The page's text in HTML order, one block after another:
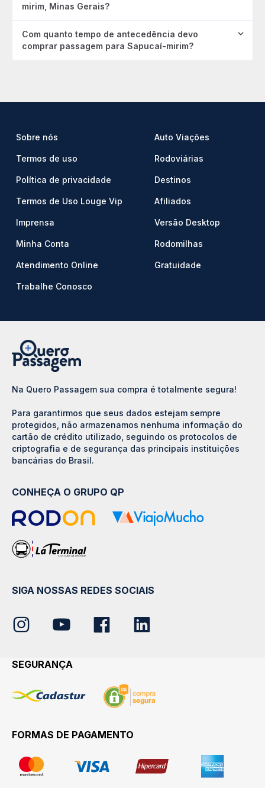
mirim, Minas Gerais?
Com quanto tempo de antecedência devo
comprar passagem para Sapucaí-mirim?
Sobre nós
Termos de uso
Política de privacidade
Termos de Uso Louge Vip
Imprensa
Minha Conta
Atendimento Online
Trabalhe Conosco
Auto Viações
Rodoviárias
Destinos
Afiliados
Versão Desktop
Rodomilhas
Gratuidade
Na Quero Passagem sua compra é totalmente segura!
Para garantirmos que seus dados estejam sempre
protegidos, não armazenamos nenhuma informação do
cartão de crédito utilizado, seguindo os protocolos de
criptografia e de segurança das principais instituições
bancárias do Brasil.
CONHEÇA O GRUPO QP
SIGA NOSSAS REDES SOCIAIS
SEGURANÇA
FORMAS DE PAGAMENTO